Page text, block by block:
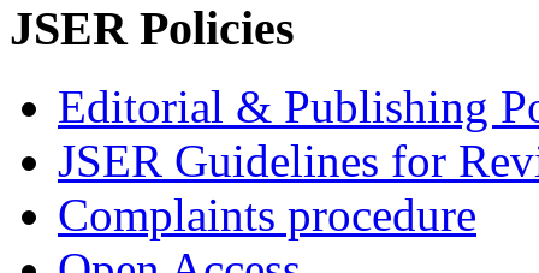
JSER Policies
Editorial & Publishing
JSER Guidelines for
Complaints procedure